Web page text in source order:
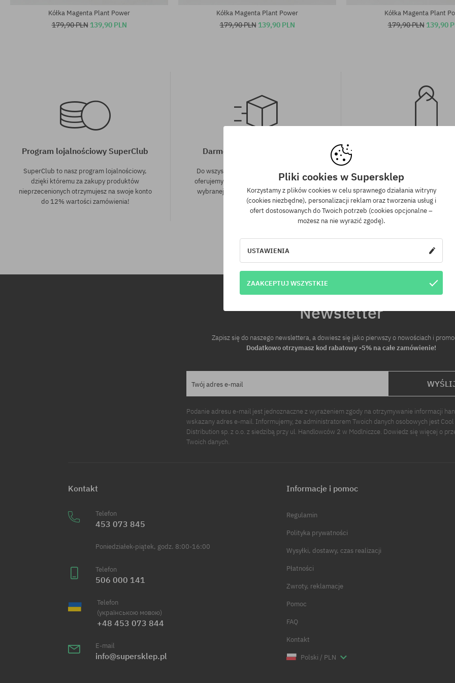
Kółka Magenta Plant Power
179,90 PLN 139,90 PLN
Kółka Magenta Plant Power
179,90 PLN 139,90 PLN
Kółka Magenta Plant
179,90 PLN 139,90
Program lojalnościowy SuperClub
SuperClub to nasz program lojalnościowy,
dzięki któremu za zakupy produktów
nieprzecenionych otrzymujesz na swoje konto
do 12% wartości zamówienia!
Darmowa wysyłka od 350 zł
Do wszystkich zamówień powyżej 350 zł
oferujemy wysyłkę GRATIS, niezależnie od
wybranej formy płatności i przewoźnika.
Gwarancja
Mamy najlepsze ceny, ale jeśli
znaleźć dokładnie ten sam
sklepie, w niższej cenie -
również obniżymy jego
Newsletter
Zapisz się do naszego newslettera, a dowiesz się jako pierwszy o nowościach i
Dodatkowo otrzymasz kod rabatowy -5% na całe zamówienie!
Twój adres e-mail
Podanie adresu e-mail jest jednoznaczne z wyrażeniem zgody na otrzymywanie informacji
wskazany adres e-mail. Informujemy, że administratorem Twoich danych osobowych jest Cool
Distribution sp. z o.o. z siedzibą przy ul. Handlowców 2 w Modlniczce. Dowiedz się więcej o
Twoich danych.
Kontakt
Telefon
453 073 845
Poniedziałek-piątek, godz. 8:00-16:00
Telefon
506 000 141
Telefon
(українською мовою)
+48 453 073 844
E-mail
info@supersklep.pl
Informacje i pomoc
Regulamin
Polityka prywatności
Wysyłki, dostawy, czas realizacji
Płatności
Zwroty, reklamacje
Pomoc
FAQ
Kontakt
Polski / PLN
Pliki cookies w Supersklep
Korzystamy z plików cookies w celu sprawnego działania witryny
(cookies niezbędne), personalizacji reklam oraz tworzenia usług i
ofert dostosowanych do Twoich potrzeb (cookies opcjonalne –
możesz na nie wyrazić zgodę).
USTAWIENIA
ZAAKCEPTUJ WSZYSTKIE